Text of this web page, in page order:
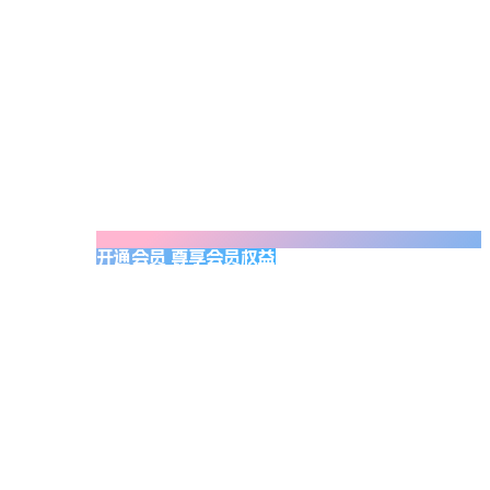
开通会员 尊享会员权益